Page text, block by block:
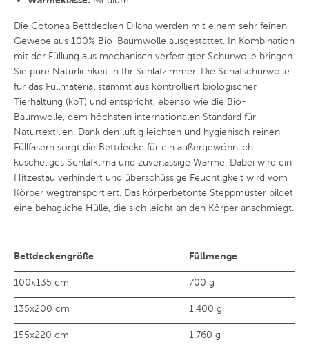
Die Cotonea Bettdecken Dilana werden mit einem sehr feinen
Gewebe aus 100% Bio-Baumwolle ausgestattet. In Kombination
mit der Füllung aus mechanisch verfestigter Schurwolle bringen
Sie pure Natürlichkeit in Ihr Schlafzimmer. Die Schafschurwolle
für das Füllmaterial stammt aus kontrolliert biologischer
Tierhaltung (kbT) und entspricht, ebenso wie die Bio-
Baumwolle, dem höchsten internationalen Standard für
Naturtextilien. Dank den luftig leichten und hygienisch reinen
Füllfasern sorgt die Bettdecke für ein außergewöhnlich
kuscheliges Schlafklima und zuverlässige Wärme. Dabei wird ein
Hitzestau verhindert und überschüssige Feuchtigkeit wird vom
Körper wegtransportiert. Das körperbetonte Steppmuster bildet
eine behagliche Hülle, die sich leicht an den Körper anschmiegt.
Bettdeckengröße Füllmenge
100x135 cm 700 g
135x200 cm 1.400 g
155x220 cm 1.760 g